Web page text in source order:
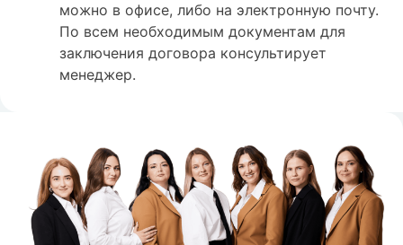
можно в офисе, либо на электронную почту.
По всем необходимым документам для
заключения договора консультирует
менеджер.